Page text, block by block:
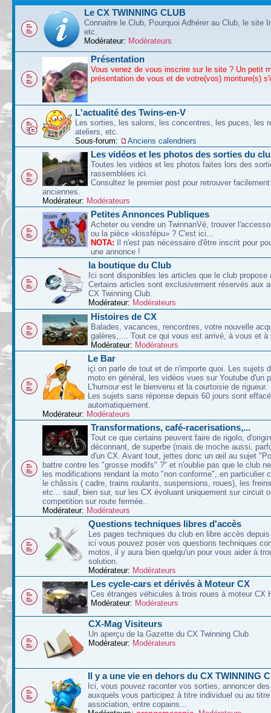
Le CX TWINNING CLUB
Connaitre le Club, Pourquoi Adhérer au Club, le site
etc.
Modérateur: Modérateurs
Présentation
Vous venez de vous inscrire sur le site ? Un petit
présentation de vous et de votre(vos) monture(s)
L'actualité des Twins-en-V
Les sorties, les salons, les concentres, les puces, les
ateliers, etc.
Sous-forum:
Anciens calendriers
Les vidéos et les photos des sorties du
Toutes les vidéos et les photos faites lors des
rassemblées ici.
Consultez le premier post pour retrouver
anciennes.
Modérateur: Modérateurs
Petites Annonces Publiques
Acheter ou vendre un TwinnanVé, trouver
ou la pièce «kissfépu» ? C'est ici...
NOTA: Il n'est pas nécessaire d'être inscrit pour
une annonce !
la boutique du Club
Ici sont disponibles les articles que le club propose
Certains articles sont exclusivement réservés aux
CX Twinning Club.
Modérateur: Modérateurs
Histoires de CX
Balades, vacances, rencontres, votre nouvelle
galères,.... Tout ce qui vous est arrivé, à vous et à
Modérateur: Modérateurs
Le Bar
içi on parle de tout et de n'importe quoi. Les sujets
moto en général, les vidéos vues sur Youtube d'un
L'humour est le bienvenu et la courtoisie de rigueur.
Les sujets sans réponse depuis 60 jours sont
automatiquement.
Modérateur: Modérateurs
Transformations, café-racerisations,...
Tout ce que certains peuvent faire de rigolo,
déconnant, de superbe (mais de moche aussi,
d'un CX. Avant tout, jettes donc un œil au sujet
battre contre les "grosse modifs" ?" et n'oublie pas que le club
les modifications rendant la moto "non conforme", en particulier
le châssis ( cadre, trains roulants, suspensions, roues), les
etc... sauf, bien sur, sur les CX évoluant uniquement sur circuit
competition sur route fermée..
Modérateur: Modérateurs
Questions techniques libres d'accès
Les pages techniques du club en libre accès
ici vous pouvez poser vos questions techniques
motos, il y aura bien quelqu'un pour vous aider à
solution.
Modérateur: Modérateurs
Les cycle-cars et dérivés à Moteur CX
Ces étranges véhicules à trois roues à moteur CX
Modérateur: Modérateurs
CX-Mag Visiteurs
Un aperçu de la Gazette du CX Twinning Club
Modérateur: Modérateurs
Il y a une vie en dehors du CX TWINNING
Ici, vous pouvez raconter vos sorties, annoncer
auxquels vous participez à titre individuel ou au
association, entre copains...